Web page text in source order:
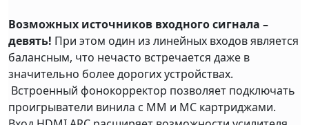
Возможных источников входного сигнала –
девять! При этом один из линейных входов является
балансным, что нечасто встречается даже в
значительно более дорогих устройствах.
Встроенный фонокорректор позволяет подключать
проигрыватели винила с ММ и МС картриджами.